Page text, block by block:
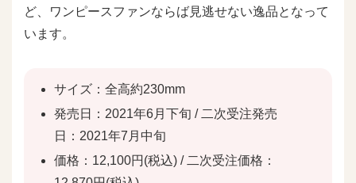
ど、ワンピースファンならば見逃せない逸品となって
います。
サイズ：全高約230mm
発売日：2021年6月下旬 / 二次受注発売
日：2021年7月中旬
価格：12,100円(税込) / 二次受注価格：